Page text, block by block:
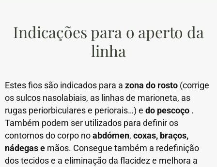
Indicações para o aperto da
linha
Estes fios são indicados para a zona do rosto (corrige
os sulcos nasolabiais, as linhas de marioneta, as
rugas periorbiculares e periorais…) e do pescoço .
Também podem ser utilizados para definir os
contornos do corpo noabdómen, coxas, braços,
nádegas e mãos. Consegue também a redefinição
dos tecidos e a eliminação da flacidez e melhora a